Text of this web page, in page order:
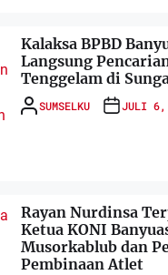
Kalaksa BPBD
Langsung
Tenggelam di
SUMSELKU JULI 6,
Rayan Nurdinsa
Ketua KONI
Musorkablub dan
Pembinaan Atlet